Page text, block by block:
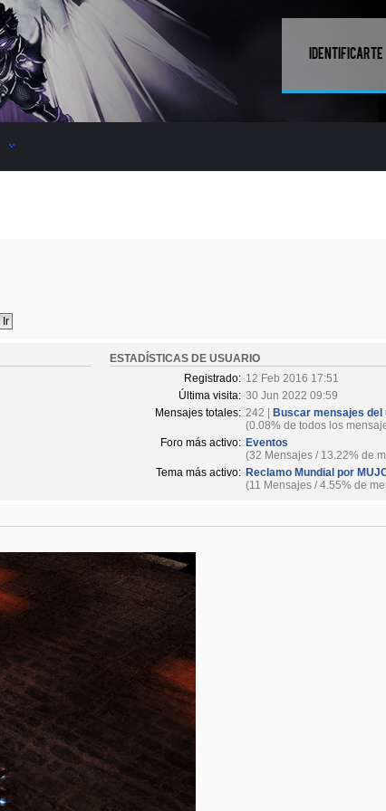
Identificarte
ESTADÍSTICAS DE USUARIO
Registrado: 12 Feb 2016 17:51
Última visita: 30 Jun 2022 09:59
Mensajes totales: 242 |Buscar mensajes del
(0.08% de todos los
Foro más activo: Eventos
(32 Mensajes / 13.22% de
Tema más activo: Reclamo Mundial por
(11 Mensajes / 4.55% de